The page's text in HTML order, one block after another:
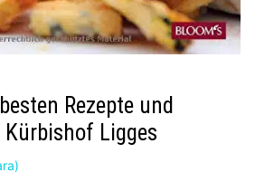
Rezepte und
Kürbishof Ligges